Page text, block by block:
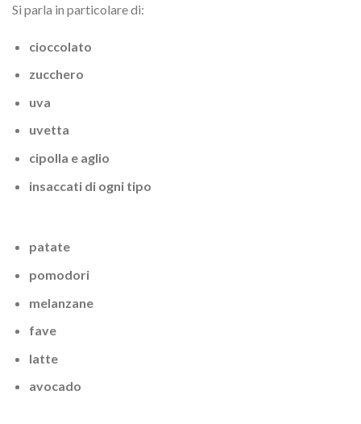
Si parla in particolare di:
cioccolato
zucchero
uva
uvetta
cipolla e aglio
insaccati di ogni tipo
patate
pomodori
melanzane
fave
latte
avocado